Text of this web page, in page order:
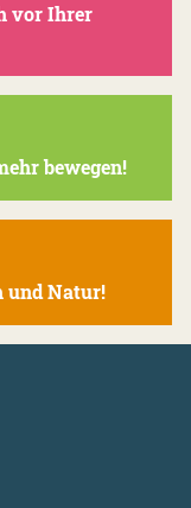
vor Ihrer
bewegen!
und Natur!
scrollen